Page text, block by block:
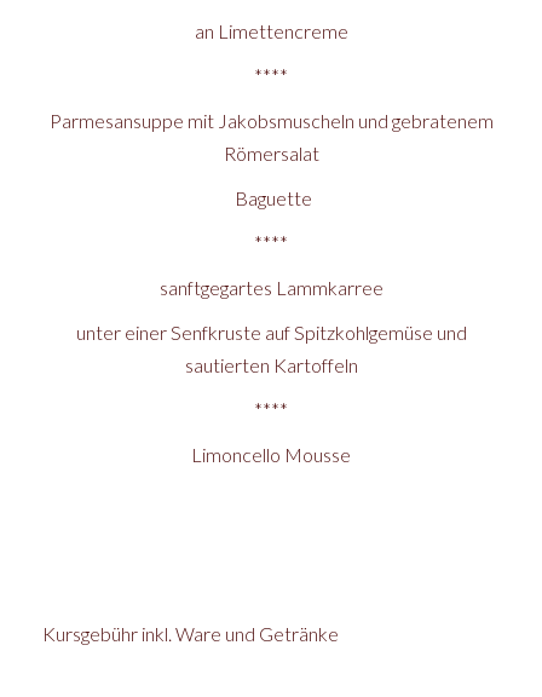
an Limettencreme
****
Parmesansuppe mit Jakobsmuscheln und gebratenem
Römersalat
Baguette
****
sanftgegartes Lammkarree
unter einer Senfkruste auf Spitzkohlgemüse und
sautierten Kartoffeln
****
Limoncello Mousse
Kursgebühr inkl. Ware und Getränke